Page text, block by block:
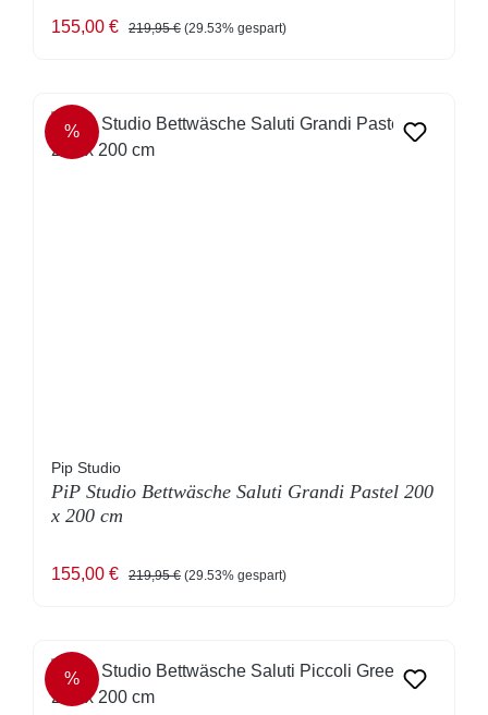
Verkaufspreis:
155,00 € Regulärer Preis:
219,95 € (29.53% gespart)
RABATT
%
Pip Studio
PiP Studio Bettwäsche Saluti Grandi Pastel 200
x 200 cm
Verkaufspreis:
155,00 € Regulärer Preis:
219,95 € (29.53% gespart)
RABATT
%